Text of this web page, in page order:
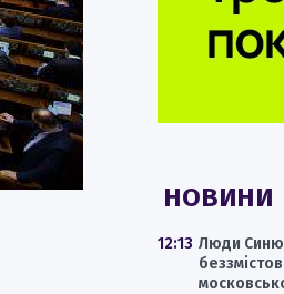
НОВИНИ
12:13 Люди